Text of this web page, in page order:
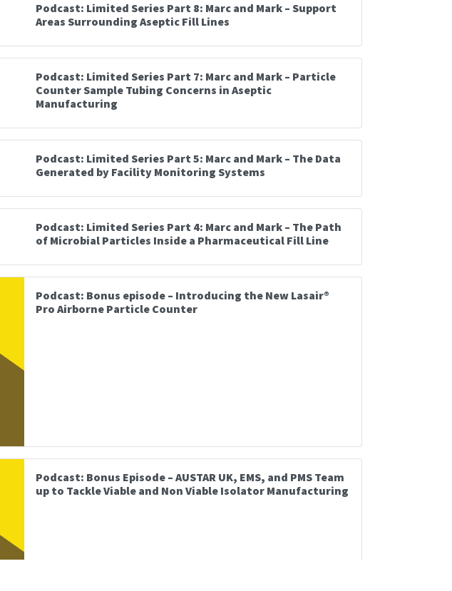
Podcast: Limited Series Part 8: Marc and Mark – Support
Areas Surrounding Aseptic Fill Lines
Podcast: Limited Series Part 7: Marc and Mark – Particle
Counter Sample Tubing Concerns in Aseptic
Manufacturing
Podcast: Limited Series Part 5: Marc and Mark – The Data
Generated by Facility Monitoring Systems
Podcast: Limited Series Part 4: Marc and Mark – The Path
of Microbial Particles Inside a Pharmaceutical Fill Line
Podcast: Bonus episode – Introducing the New Lasair®
Pro Airborne Particle Counter
Podcast: Bonus Episode – AUSTAR UK, EMS, and PMS Team
up to Tackle Viable and Non Viable Isolator Manufacturing